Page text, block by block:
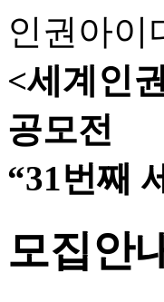
인권아이
<세계인
공모전
“31번째
모집안